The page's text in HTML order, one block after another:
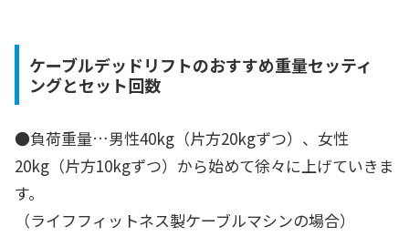
ケーブルデッドリフトのおすすめ重量セッティ
ングとセット回数
●負荷重量…男性40kg（片方20kgずつ）、 女性
20kg（片方10kgずつ） から始めて徐々に上げていきま
す。
（ライフフィットネス製ケーブルマシンの場合）